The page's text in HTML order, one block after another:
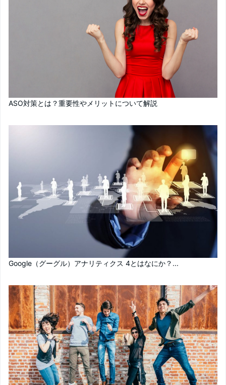
ASO対策とは？重要性やメリットについて解説
Google（グーグル）アナリティクス 4とはなにか？...